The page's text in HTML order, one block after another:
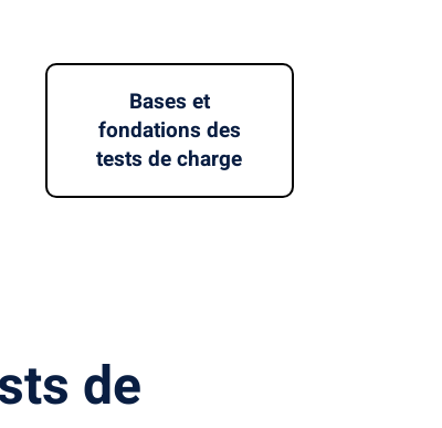
Bases et
fondations des
tests de charge
de